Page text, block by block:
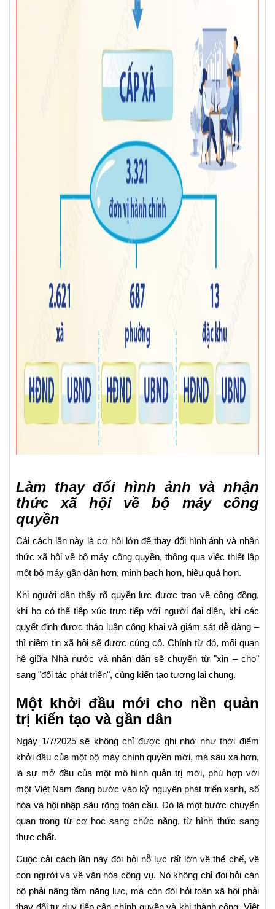
Làm thay đổi hình ảnh và nhận
thức xã hội về bộ máy công
quyền
Cải cách lần này là cơ hội lớn để thay đổi hình ảnh và nhận
thức xã hội về bộ máy công quyền, thông qua việc thiết lập
một bộ máy gần dân hơn, minh bạch hơn, hiệu quả hơn.
Khi người dân thấy rõ quyền lực được trao về cộng đồng,
khi họ có thể tiếp xúc trực tiếp với người đại diện, khi các
quyết định được thảo luận công khai và giám sát dễ dàng –
thì niềm tin xã hội sẽ được củng cố. Chính từ đó, mối quan
hệ giữa Nhà nước và nhân dân sẽ chuyển từ "xin – cho"
sang "đối tác phát triển", cùng kiến tạo tương lai chung.
Một khởi đầu mới cho nền quản
trị kiến tạo và gần dân
Ngày 1/7/2025 sẽ không chỉ được ghi nhớ như thời điểm
khởi đầu của một bộ máy chính quyền mới, mà sâu xa hơn,
là sự mở đầu của một mô hình quản trị mới, phù hợp với
một Việt Nam đang bước vào kỷ nguyên phát triển xanh, số
hóa và hội nhập sâu rộng toàn cầu. Đó là một bước chuyển
quan trọng từ cơ học sang chức năng, từ hình thức sang
thực chất.
Cuộc cải cách lần này đòi hỏi nỗ lực rất lớn về thể chế, về
con người và về văn hóa công vụ. Nó không chỉ đòi hỏi cán
bộ phải nâng tầm năng lực, mà còn đòi hỏi toàn xã hội phải
thay đổi tư duy tiếp cận chính quyền và khi thành công, Việt